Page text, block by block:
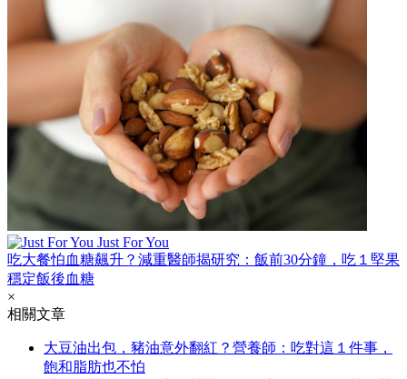
Just For You
吃大餐怕血糖飆升？減重醫師揭研究：飯前30分鐘，吃１堅果
穩定飯後血糖
×
相關文章
大豆油出包，豬油意外翻紅？營養師：吃對這１件事，
飽和脂肪也不怕